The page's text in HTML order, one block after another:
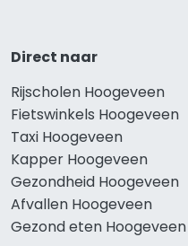
Direct naar
Rijscholen Hoogeveen
Fietswinkels Hoogeveen
Taxi Hoogeveen
Kapper Hoogeveen
Gezondheid Hoogeveen
Afvallen Hoogeveen
Gezond eten Hoogeveen